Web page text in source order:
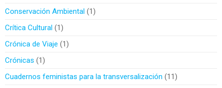
Conservación Ambiental 1
Crítica Cultural 1
Crónica de Viaje
1
Crónicas
1
Cuadernos feministas para la transversalización
11